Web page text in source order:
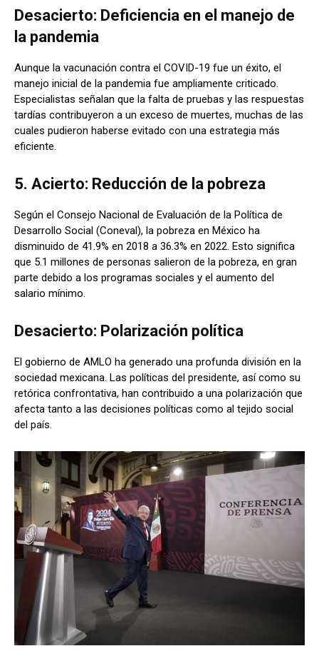
Desacierto: Deficiencia en el manejo de
la pandemia
Aunque la vacunación contra el COVID-19 fue un éxito, el
manejo inicial de la pandemia fue ampliamente criticado.
Especialistas señalan que la falta de pruebas y las respuestas
tardías contribuyeron a un exceso de muertes, muchas de las
cuales pudieron haberse evitado con una estrategia más
eficiente.
5. Acierto: Reducción de la pobreza
Según el Consejo Nacional de Evaluación de la Política de
Desarrollo Social (Coneval), la pobreza en México ha
disminuido de 41.9% en 2018 a 36.3% en 2022. Esto significa
que 5.1 millones de personas salieron de la pobreza, en gran
parte debido a los programas sociales y el aumento del
salario mínimo.
Desacierto: Polarización política
El gobierno de AMLO ha generado una profunda división en la
sociedad mexicana. Las políticas del presidente, así como su
retórica confrontativa, han contribuido a una polarización que
afecta tanto a las decisiones políticas como al tejido social
del país.